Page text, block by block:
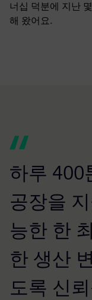
너십 덕분에 지난
해 왔어요.
하루 400
공장을
능한 한
한 생산
도록 신